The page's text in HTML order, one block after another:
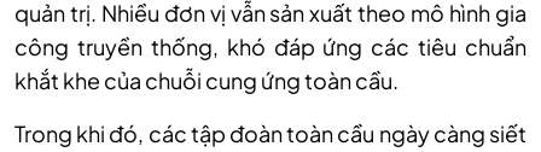
quản trị. Nhiều đơn vị vẫn sản xuất theo mô hình gia
công truyền thống, khó đáp ứng các tiêu chuẩn
khắt khe của chuỗi cung ứng toàn cầu.
Trong khi đó, các tập đoàn toàn cầu ngày càng siết